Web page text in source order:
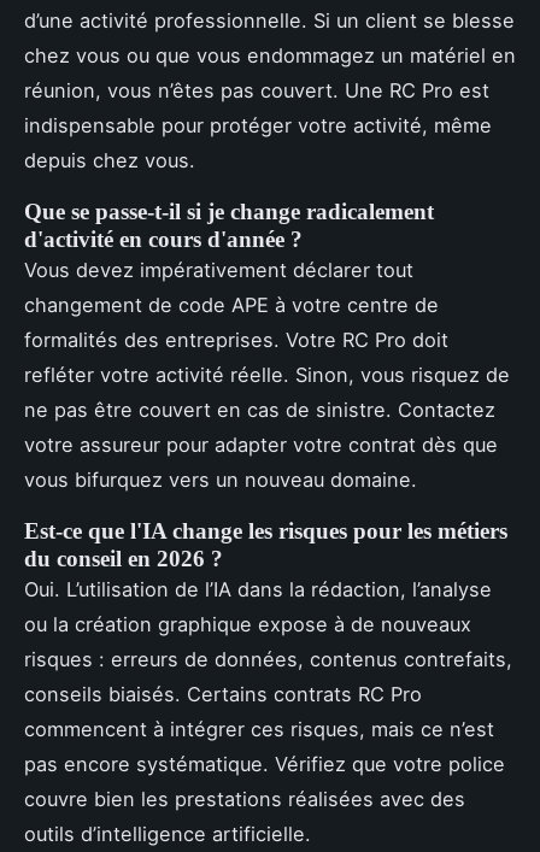
d’une activité professionnelle. Si un client se blesse
chez vous ou que vous endommagez un matériel en
réunion, vous n’êtes pas couvert. Une RC Pro est
indispensable pour protéger votre activité, même
depuis chez vous.
Que se passe-t-il si je change radicalement
d'activité en cours d'année ?
Vous devez impérativement déclarer tout
changement de code APE à votre centre de
formalités des entreprises. Votre RC Pro doit
refléter votre activité réelle. Sinon, vous risquez de
ne pas être couvert en cas de sinistre. Contactez
votre assureur pour adapter votre contrat dès que
vous bifurquez vers un nouveau domaine.
Est-ce que l'IA change les risques pour les métiers
du conseil en 2026 ?
Oui. L’utilisation de l’IA dans la rédaction, l’analyse
ou la création graphique expose à de nouveaux
risques : erreurs de données, contenus contrefaits,
conseils biaisés. Certains contrats RC Pro
commencent à intégrer ces risques, mais ce n’est
pas encore systématique. Vérifiez que votre police
couvre bien les prestations réalisées avec des
outils d’intelligence artificielle.